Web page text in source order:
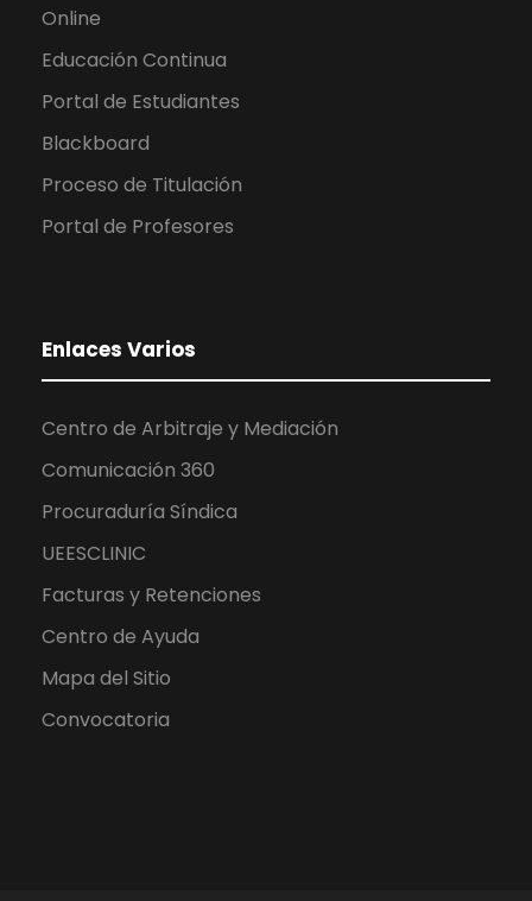
Online
Educación Continua
Portal de Estudiantes
Blackboard
Proceso de Titulación
Portal de Profesores
Enlaces Varios
Centro de Arbitraje y Mediación
Comunicación 360
Procuraduría Síndica
UEESCLINIC
Facturas y Retenciones
Centro de Ayuda
Mapa del Sitio
Convocatoria